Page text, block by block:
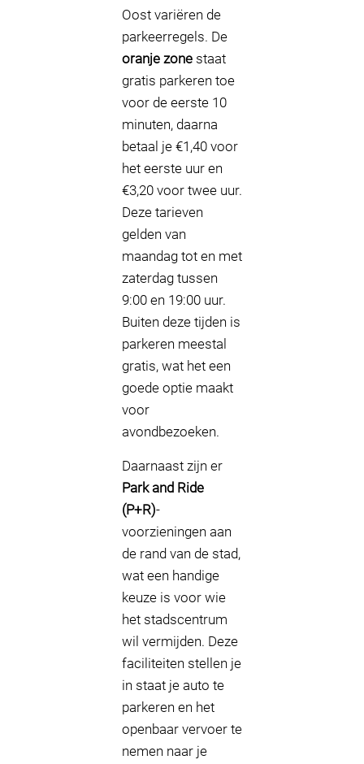
Oost variëren de
parkeerregels. De
oranje zone staat
gratis parkeren toe
voor de eerste 10
minuten, daarna
betaal je €1,40 voor
het eerste uur en
€3,20 voor twee uur.
Deze tarieven
gelden van
maandag tot en met
zaterdag tussen
9:00 en 19:00 uur.
Buiten deze tijden is
parkeren meestal
gratis, wat het een
goede optie maakt
voor
avondbezoeken.
Daarnaast zijn er
Park and Ride
(P+R)-
voorzieningen aan
de rand van de stad,
wat een handige
keuze is voor wie
het stadscentrum
wil vermijden. Deze
faciliteiten stellen je
in staat je auto te
parkeren en het
openbaar vervoer te
nemen naar je